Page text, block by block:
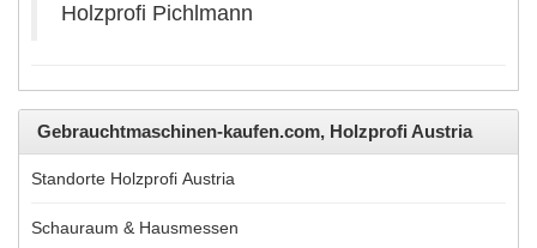
Holzprofi Pichlmann
Gebrauchtmaschinen-kaufen.com, Holzprofi Austria
Standorte Holzprofi Austria
Schauraum & Hausmessen